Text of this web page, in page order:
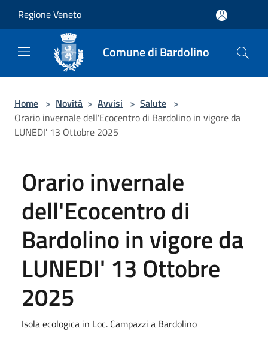
Regione Veneto
Comune di Bardolino
Home > Novità > Avvisi > Salute >
Orario invernale dell'Ecocentro di Bardolino in vigore da
LUNEDI' 13 Ottobre 2025
Orario invernale
dell'Ecocentro di
Bardolino in vigore da
LUNEDI' 13 Ottobre
2025
Isola ecologica in Loc. Campazzi a Bardolino